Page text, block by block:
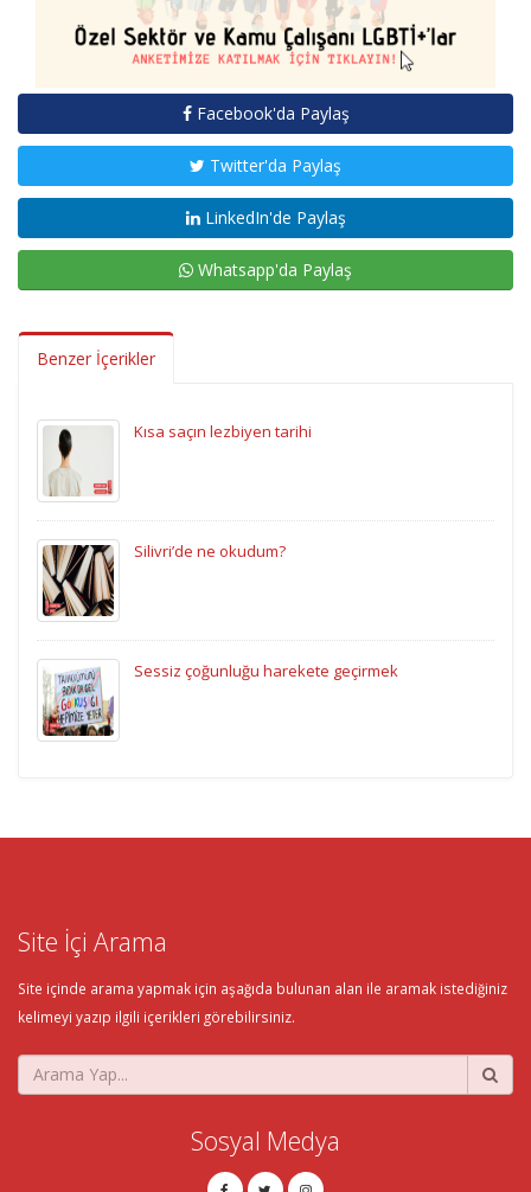
Facebook'da Paylaş
Twitter'da Paylaş
LinkedIn'de Paylaş
Whatsapp'da Paylaş
Benzer İçerikler
Kısa saçın lezbiyen tarihi
Silivri’de ne okudum?
Sessiz çoğunluğu harekete geçirmek
Site İçi Arama
Site içinde arama yapmak için aşağıda bulunan alan ile aramak istediğiniz
kelimeyi yazıp ilgili içerikleri görebilirsiniz.
Sosyal Medya